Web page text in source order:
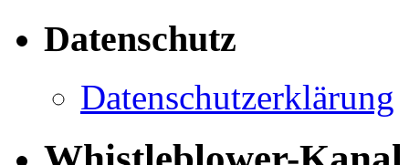
Datenschutz
Datenschutzerklärung